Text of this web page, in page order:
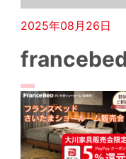
2025年08月26日